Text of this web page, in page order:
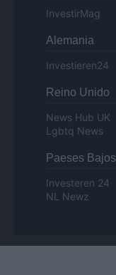
InvestirMag
Alemania
Investieren24
Reino Unido
News Hub UK
Lgbtq News
Paeses Bajos
Investeren 24
NL Newz